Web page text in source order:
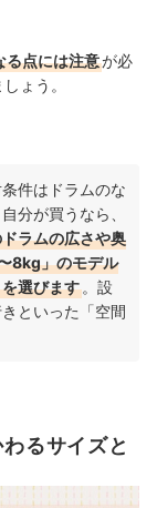
る点には注意が必
ょう。
件はドラムのな
分が買うなら、
ラムの広さや奥
8kg」のモデル
選びます 。設
といった「空間
るサイズと